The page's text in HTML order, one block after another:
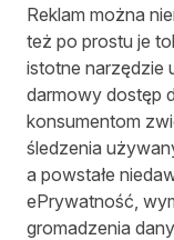
Reklam można
też po prostu je
istotne narzędzie
darmowy dostęp
konsumentom
śledzenia
a powstałe
ePrywatność,
gromadzenia